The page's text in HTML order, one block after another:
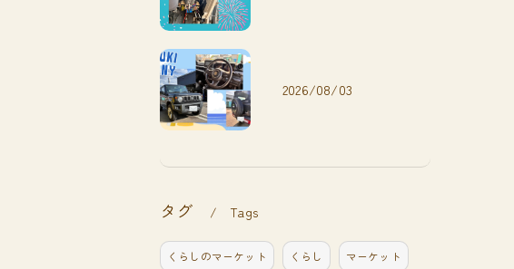
2026/08/03
タグ Tags
くらしのマーケット くらし マーケット